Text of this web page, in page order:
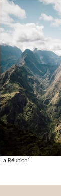
La Réunion7